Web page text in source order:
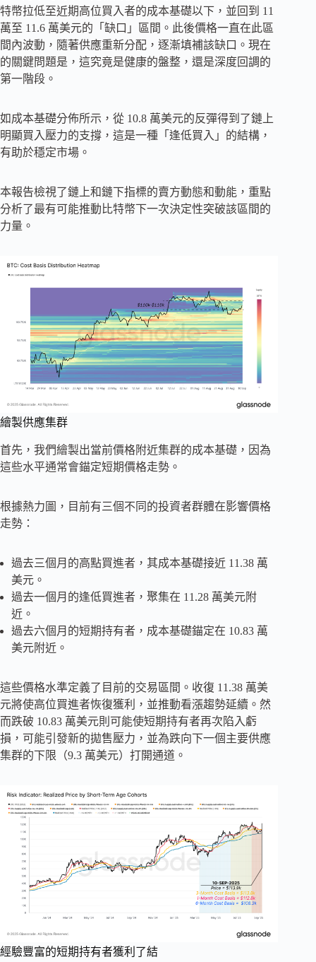
特幣拉低至近期高位買入者的成本基礎以下，並回到 11
萬至 11.6 萬美元的「缺口」區間。此後價格一直在此區
間內波動，隨著供應重新分配，逐漸填補該缺口。現在
的關鍵問題是，這究竟是健康的盤整，還是深度回調的
第一階段。
如成本基礎分佈所示，從 10.8 萬美元的反彈得到了鏈上
明顯買入壓力的支撐，這是一種「逢低買入」的結構，
有助於穩定市場。
本報告檢視了鏈上和鏈下指標的賣方動態和動能，重點
分析了最有可能推動比特幣下一次決定性突破該區間的
力量。
繪製供應集群
首先，我們繪製出當前價格附近集群的成本基礎，因為
這些水平通常會錨定短期價格走勢。
根據熱力圖，目前有三個不同的投資者群體在影響價格
走勢：
過去三個月的高點買進者，其成本基礎接近 11.38 萬
美元。
過去一個月的逢低買進者，聚集在 11.28 萬美元附
近。
過去六個月的短期持有者，成本基礎錨定在 10.83 萬
美元附近。
這些價格水準定義了目前的交易區間。收復 11.38 萬美
元將使高位買進者恢復獲利，並推動看漲趨勢延續。然
而跌破 10.83 萬美元則可能使短期持有者再次陷入虧
損，可能引發新的拋售壓力，並為跌向下一個主要供應
集群的下限（9.3 萬美元）打開通道。
經驗豐富的短期持有者獲利了結